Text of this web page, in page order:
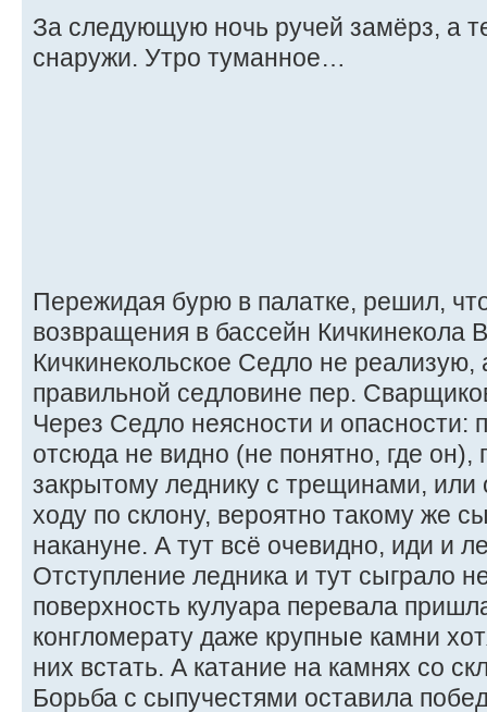
За следующую ночь ручей замёрз, а
снаружи. Утро туманное…
Пережидая бурю в палатке, решил,
возвращения в бассейн Кичкинекола
Кичкинекольское Седло не реализую,
правильной седловине пер.
Через Седло неясности и опасности:
отсюда не видно (не понятно, где он),
закрытому леднику с трещинами, или
ходу по склону, вероятно такому же
накануне. А тут всё очевидно, иди и
Отступление ледника и тут сыграло
поверхность кулуара перевала
конгломерату даже крупные камни
них встать. А катание на камнях со
Борьба с сыпучестями оставила